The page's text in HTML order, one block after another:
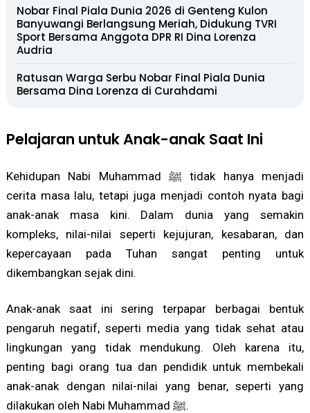
Nobar Final Piala Dunia 2026 di Genteng Kulon
Banyuwangi Berlangsung Meriah, Didukung TVRI
Sport Bersama Anggota DPR RI Dina Lorenza
Audria
Ratusan Warga Serbu Nobar Final Piala Dunia
Bersama Dina Lorenza di Curahdami
Pelajaran untuk Anak-anak Saat Ini
Kehidupan Nabi Muhammad ﷺ tidak hanya menjadi
cerita masa lalu, tetapi juga menjadi contoh nyata bagi
anak-anak masa kini. Dalam dunia yang semakin
kompleks, nilai-nilai seperti kejujuran, kesabaran, dan
kepercayaan pada Tuhan sangat penting untuk
dikembangkan sejak dini.
Anak-anak saat ini sering terpapar berbagai bentuk
pengaruh negatif, seperti media yang tidak sehat atau
lingkungan yang tidak mendukung. Oleh karena itu,
penting bagi orang tua dan pendidik untuk membekali
anak-anak dengan nilai-nilai yang benar, seperti yang
dilakukan oleh Nabi Muhammad ﷺ.